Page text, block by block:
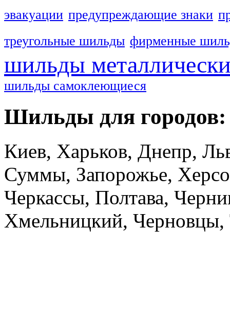
эвакуации предупреждающие знаки
треугольные шильды фирменные
шильды
шильды самоклеющиеся
Шильды для городов:
Киев, Харьков, Днепр,
Суммы, Запорожье,
Черкассы, Полтава,
Хмельницкий, Черновцы,